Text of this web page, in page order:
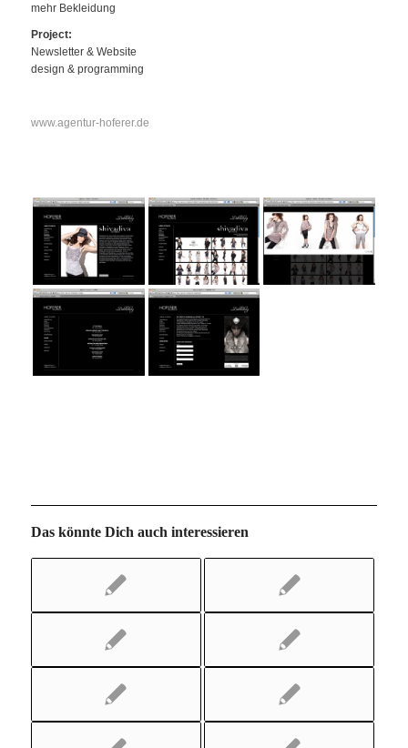
mehr Bekleidung
Project:
Newsletter & Website
design & programming
www.agentur-hoferer.de
Das könnte Dich auch interessieren